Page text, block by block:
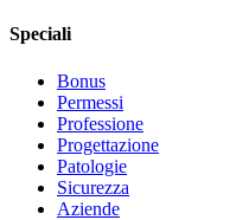
Speciali
Bonus
Permessi
Professione
Progettazione
Patologie
Sicurezza
Aziende